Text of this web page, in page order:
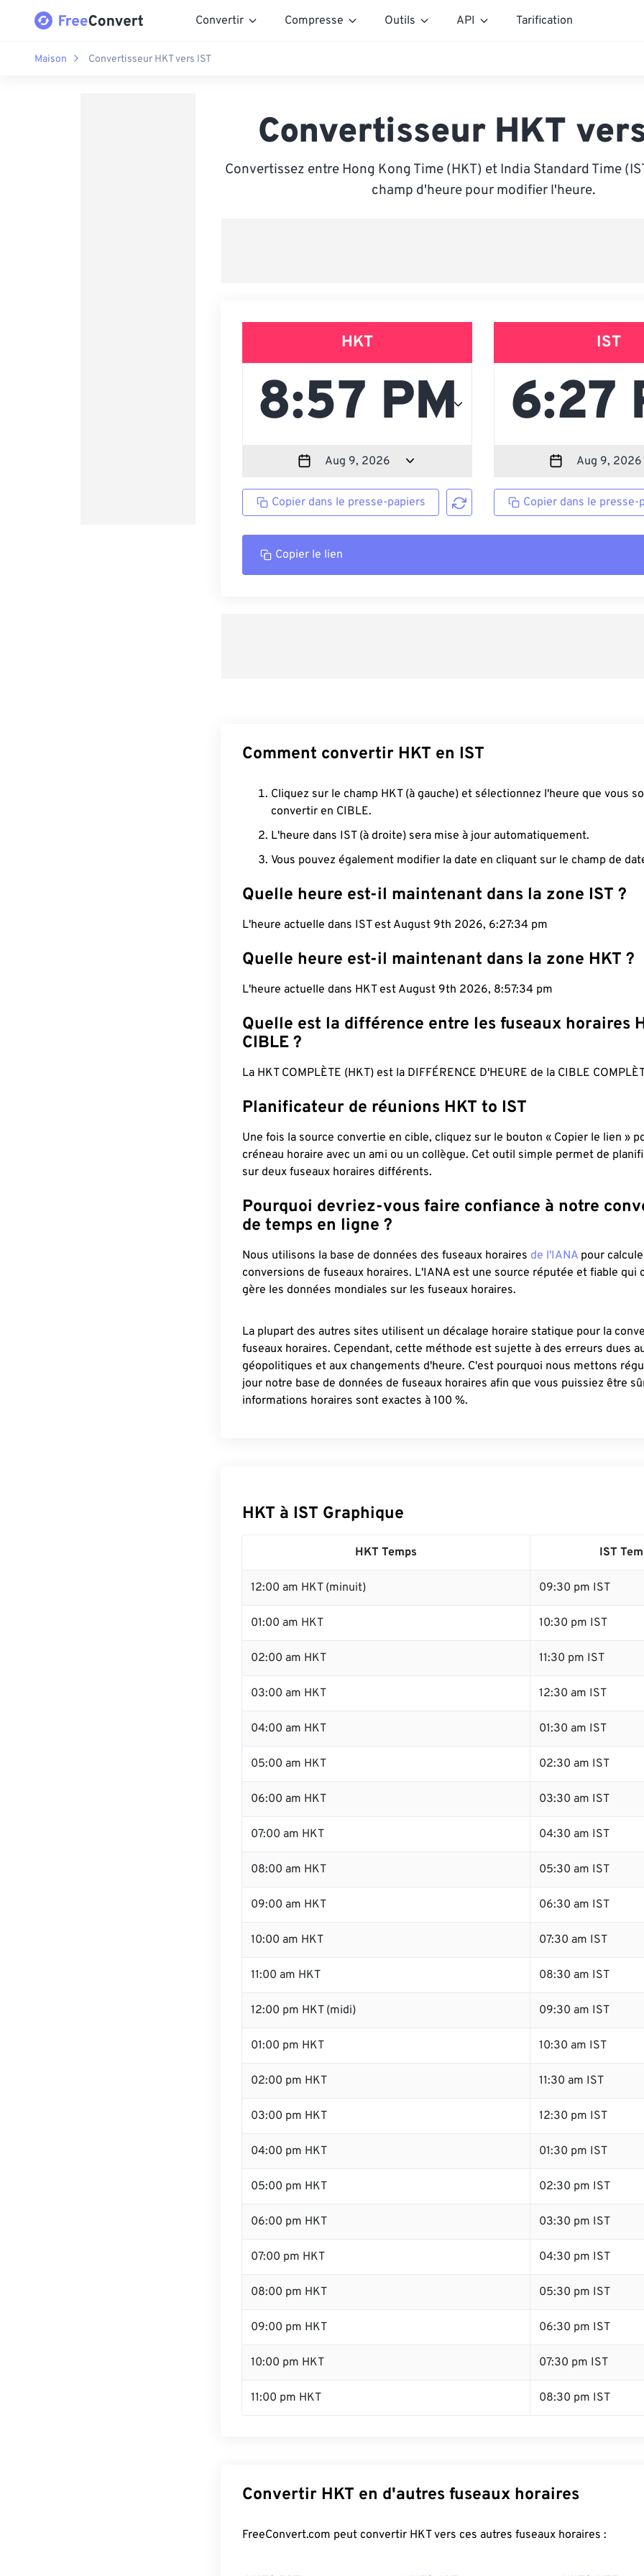
Convertir Compresse Outils API Tarification
Maison Convertisseur HKT vers IST
Convertisseur HKT
Convertissez entre Hong Kong Time (HKT) et India Standard Time
champ d'heure pour modifier l'heure.
HKT
Copier dans le presse-papiers
IST
Copier dans le presse-
Copier le lien
Comment convertir HKT en IST
Cliquez sur le champ HKT (à gauche) et sélectionnez l'heure que vous
convertir en CIBLE.
L'heure dans IST (à droite) sera mise à jour automatiquement.
Vous pouvez également modifier la date en cliquant sur le champ de
Quelle heure est-il maintenant dans la zone IST ?
L'heure actuelle dans IST est August 9th 2026, 6:27:35 pm
Quelle heure est-il maintenant dans la zone HKT ?
L'heure actuelle dans HKT est August 9th 2026, 8:57:35 pm
Quelle est la différence entre les fuseaux horaires
CIBLE ?
La HKT COMPLÈTE (HKT) est la DIFFÉRENCE D'HEURE de la CIBLE
Planificateur de réunions HKT to IST
Une fois la source convertie en cible, cliquez sur le bouton « Copier le lien »
créneau horaire avec un ami ou un collègue. Cet outil simple permet de
sur deux fuseaux horaires différents.
Pourquoi devriez-vous faire confiance à notre
de temps en ligne ?
Nous utilisons la base de données des fuseaux horaires de l'IANA pour
conversions de fuseaux horaires. L'IANA est une source réputée et fiable qui
gère les données mondiales sur les fuseaux horaires.
La plupart des autres sites utilisent un décalage horaire statique pour la
fuseaux horaires. Cependant, cette méthode est sujette à des erreurs dues
géopolitiques et aux changements d'heure. C'est pourquoi nous mettons
jour notre base de données de fuseaux horaires afin que vous puissiez être
informations horaires sont exactes à 100 %.
HKT à IST Graphique
HKT Temps IST
12:00 am HKT (minuit) 09:30 pm IST
01:00 am HKT 10:30 pm IST
02:00 am HKT 11:30 pm IST
03:00 am HKT 12:30 am IST
04:00 am HKT 01:30 am IST
05:00 am HKT 02:30 am IST
06:00 am HKT 03:30 am IST
07:00 am HKT 04:30 am IST
08:00 am HKT 05:30 am IST
09:00 am HKT 06:30 am IST
10:00 am HKT 07:30 am IST
11:00 am HKT 08:30 am IST
12:00 pm HKT (midi) 09:30 am IST
01:00 pm HKT 10:30 am IST
02:00 pm HKT 11:30 am IST
03:00 pm HKT 12:30 pm IST
04:00 pm HKT 01:30 pm IST
05:00 pm HKT 02:30 pm IST
06:00 pm HKT 03:30 pm IST
07:00 pm HKT 04:30 pm IST
08:00 pm HKT 05:30 pm IST
09:00 pm HKT 06:30 pm IST
10:00 pm HKT 07:30 pm IST
11:00 pm HKT 08:30 pm IST
Convertir HKT en d'autres fuseaux horaires
FreeConvert.com peut convertir HKT vers ces autres fuseaux horaires :